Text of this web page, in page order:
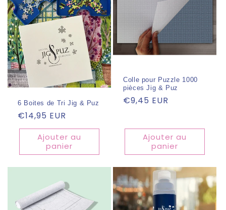
6 Boites de Tri Jig & Puz
Prix
habituel
€14,95 EUR
Ajouter au
panier
Colle pour Puzzle 1000
pièces Jig & Puz
Prix
€9,45 EUR
Ajouter au
panier